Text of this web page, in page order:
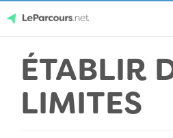
content
LeParcours.net
ÉTABLIR
LIMITES